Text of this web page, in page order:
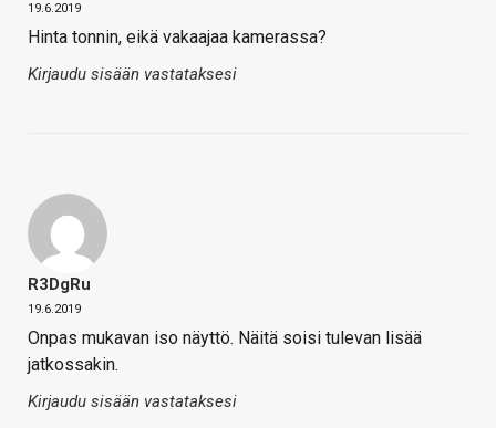
19.6.2019
Hinta tonnin, eikä vakaajaa kamerassa?
Kirjaudu sisään vastataksesi
R3DgRu
19.6.2019
Onpas mukavan iso näyttö. Näitä soisi tulevan lisää
jatkossakin.
Kirjaudu sisään vastataksesi